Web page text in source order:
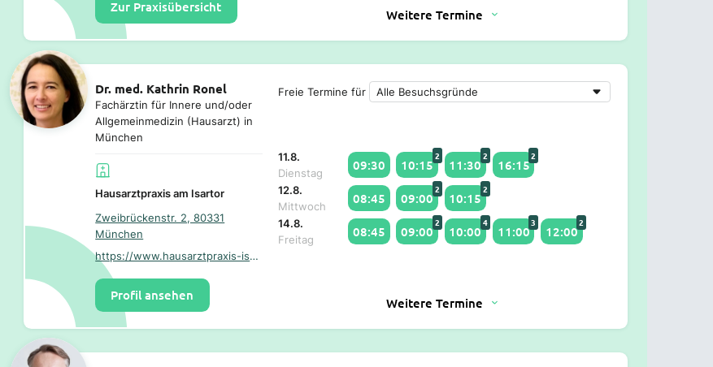
Zur Praxisübersicht Weitere Termine
Dr. med. Kathrin Ronel
Fachärztin für Innere und/oder
Allgemeinmedizin (Hausarzt) in
München
Hausarztpraxis am Isartor
Zweibrückenstr. 2, 80331
München
https://www.hausarztpraxis-isartor.de/
Profil ansehen
Freie Termine für
11.8.
Dienstag
09:30 10:15
2
11:30
2
16:15
2
12.8.
Mittwoch
08:45 09:00
2
10:15
2
14.8.
Freitag
08:45 09:00
2
10:00
4
11:00
3
12:00
2
Weitere Termine